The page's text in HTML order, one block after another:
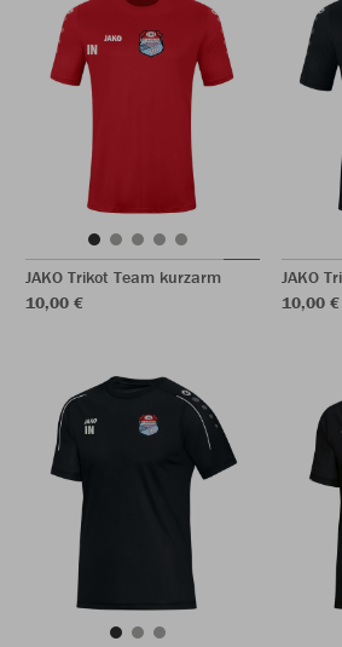
JAKO Trikot Team kurzarm
10,00 €
JAKO
10,00 €